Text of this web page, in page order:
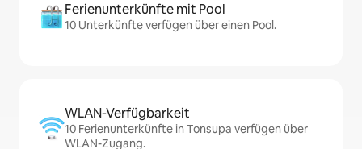
Ferienunterkünfte mit Pool
10 Unterkünfte verfügen über einen Pool.
WLAN-Verfügbarkeit
10 Ferienunterkünfte in Tonsupa verfügen über
WLAN-Zugang.